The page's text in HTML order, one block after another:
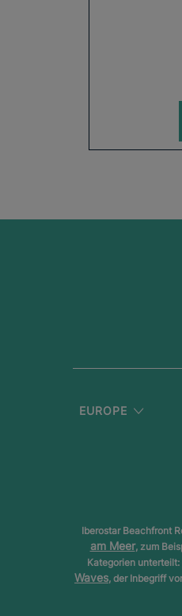
EUROPE
Iberostar Beachfront
am Meer, zum
Kategorien unterteilt:
Waves, der Inbegriff